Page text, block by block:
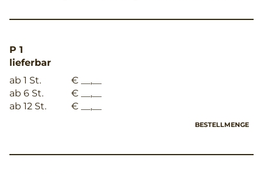
P 1
lieferbar
ab 1 St.
€ __,__
ab 6 St.
€ __,__
ab 12 St.
€ __,__
BESTELLMENGE